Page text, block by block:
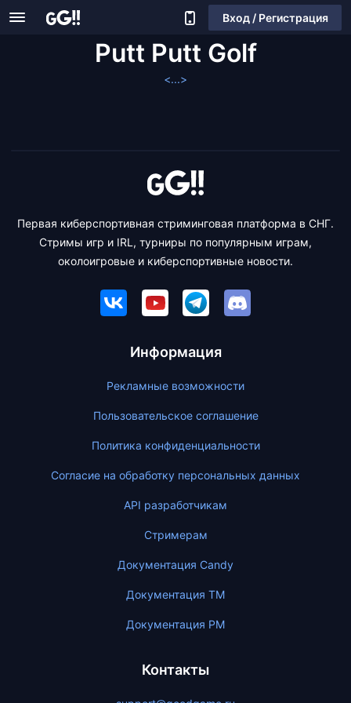
Вход / Регистрация
Putt Putt Golf
<...>
Первая киберспортивная стриминговая платформа в СНГ.
Стримы игр и IRL, турниры по популярным играм,
околоигровые и киберспортивные новости.
Информация
Рекламные возможности
Пользовательское соглашение
Политика конфиденциальности
Согласие на обработку персональных данных
API разработчикам
Стримерам
Документация Candy
Документация ТМ
Документация PM
Контакты